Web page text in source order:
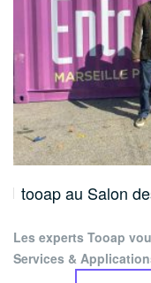
tooap au Salon
Les experts Tooap
Services &